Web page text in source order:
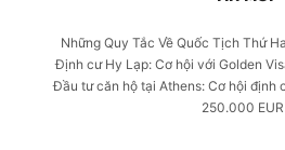
Những Quy Tắc Về Quốc Tịch Thứ
Định cư Hy Lạp: Cơ hội với Golden
Đầu tư căn hộ tại Athens: Cơ hội định
250.000 EUR